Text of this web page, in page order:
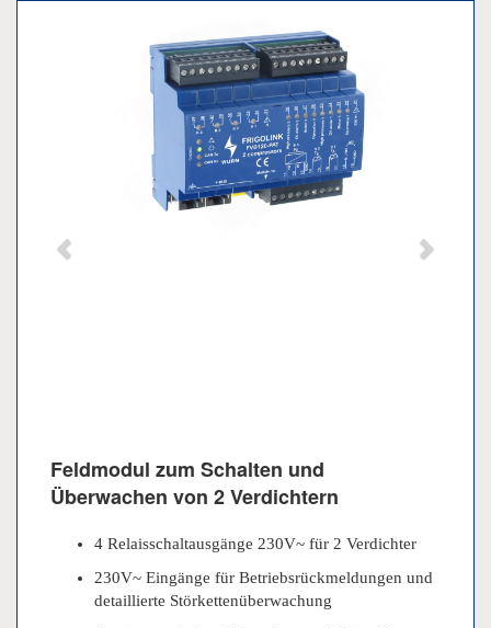
Feldmodul zum Schalten und
Überwachen von 2 Verdichtern
4 Relaisschaltausgänge 230V~ für 2 Verdichter
230V~ Eingänge für Betriebsrückmeldungen und
detaillierte Störkettenüberwachung